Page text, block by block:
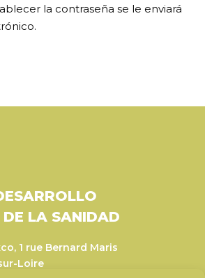
la contraseña se le enviará
DE LA SANIDAD
1 rue Bernard Maris
Loire